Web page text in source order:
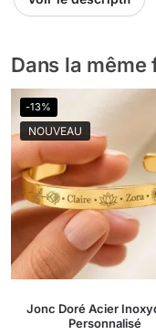
peux que le
Dans la même
-13%
NOUVEAU
Jonc Doré Acier
Personnalisé